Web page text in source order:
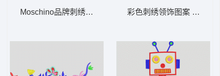
Moschino品牌刺绣鹦鹉设计图 亮片鹦鹉小鸟
彩色刺绣领饰图案 领着